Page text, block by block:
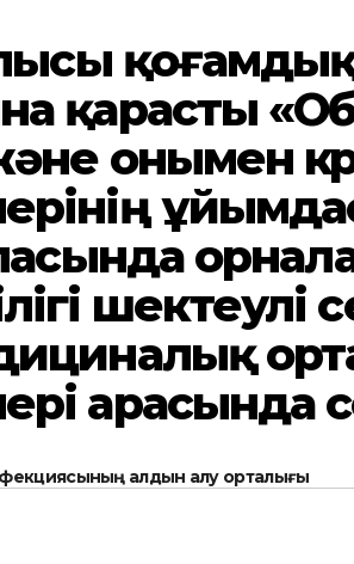
қарасты
онымен
шектеулі
арасында
алдын алу орталығы